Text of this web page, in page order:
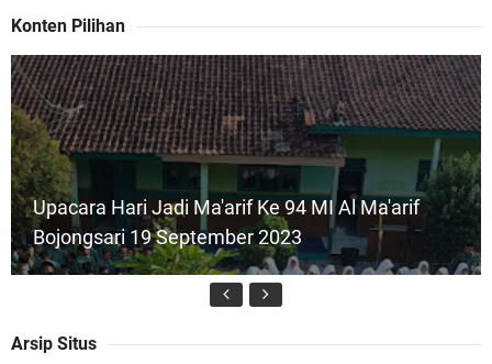
Konten Pilihan
Upacara Hari Jadi Ma'arif Ke 94 MI Al Ma'arif
Bojongsari 19 September 2023
Arsip Situs